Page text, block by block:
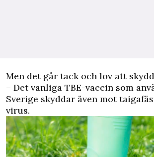
Men det går tack och lov att
– Det vanliga TBE-vaccin som
Sverige skyddar även mot
virus.